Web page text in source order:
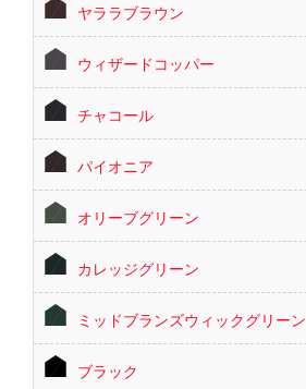
ヤララブラウン
ウィザードコッパー
チャコール
パイオニア
オリーブグリーン
カレッジグリーン
ミッドブランズウィックグリーン
ブラック